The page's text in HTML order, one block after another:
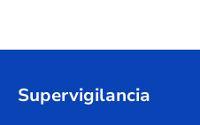
Supervigilancia